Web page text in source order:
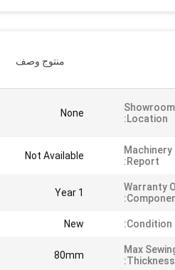
منتوج وصف
Showroom
Location:
None
Machinery
Report:
Not Available
Warranty
1 Year
Condition:
New
Max
Thickness:
80mm